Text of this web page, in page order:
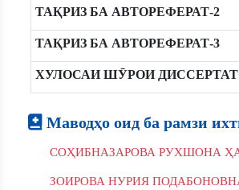
ТАҚРИЗ БА АВТОРЕФЕРАТ-2
ТАҚРИЗ БА АВТОРЕФЕРАТ-3
ХУЛОСАИ ШӮРОИ
Маводҳо оид ба рамзи
СОҲИБНАЗАРОВА РУХШОНА
ЗОИРОВА НУРИЯ